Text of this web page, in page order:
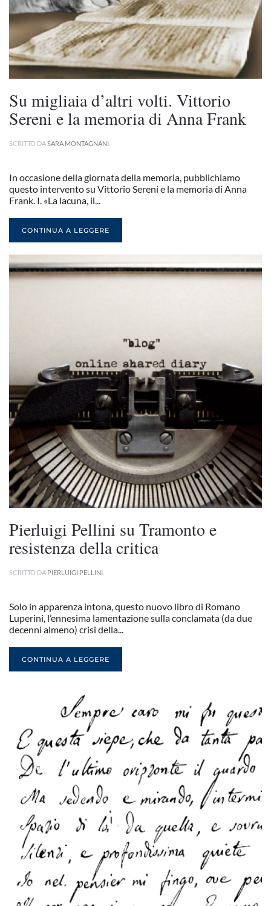
Su migliaia d’altri volti. Vittorio
Sereni e la memoria di Anna Frank
SCRITTO DASARA MONTAGNANI
In occasione della giornata della memoria, pubblichiamo
questo intervento su Vittorio Sereni e la memoria di Anna
Frank. I. «La lacuna, il...
CONTINUA A LEGGERE
Pierluigi Pellini su Tramonto e
resistenza della critica
SCRITTO DA PIERLUIGI PELLINI
Solo in apparenza intona, questo nuovo libro di Romano
Luperini, l’ennesima lamentazione sulla conclamata (da due
decenni almeno) crisi della...
CONTINUA A LEGGERE